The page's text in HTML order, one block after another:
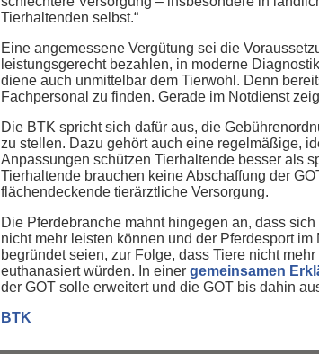
Tierhaltenden selbst.“
Eine angemessene Vergütung sei die
leistungsgerecht bezahlen, in moderne
diene auch unmittelbar dem Tierwohl. Denn
Fachpersonal zu finden. Gerade im Notdienst
Die BTK spricht sich dafür aus, die
zu stellen. Dazu gehört auch eine regelmäßige,
Anpassungen schützen Tierhaltende besser als
Tierhaltende brauchen keine Abschaffung der
flächendeckende tierärztliche Versorgung.
Die Pferdebranche mahnt hingegen an, dass
nicht mehr leisten können und der Pferdesport
begründet seien, zur Folge, dass Tiere nicht
euthanasiert würden. In einer gemeinsamen
der GOT solle erweitert und die GOT bis dahin
BTK